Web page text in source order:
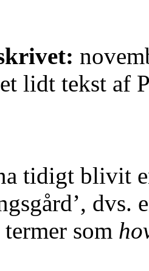
lidt tekst af
tidigt blivit
som